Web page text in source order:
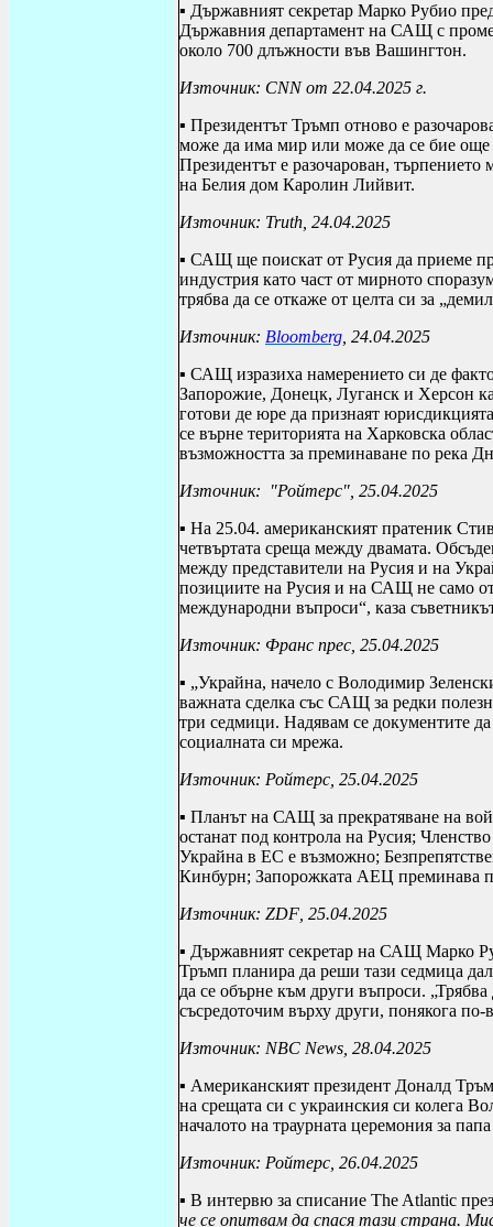
▪ Държавният секретар Марко Рубио
Държавния департамент на САЩ с
около 700 длъжности във Вашингтон.
Източник: CNNот 22.04.2025 г.
▪ Президентът Тръмп отново е
може да има мир или може да се бие още
Президентът е разочарован, търпението
на Белия дом Каролин Лийвит.
Източник: Truth , 24.04.2025
▪ САЩ ще поискат от Русия да приеме
индустрия като част от мирното
трябва да се откаже от целта си за
Източник: Bloomberg , 24.04.2025
▪ САЩ изразиха намерението си де
Запорожие, Донецк, Луганск и Херсон
готови де юре да признаят
се върне територията на Харковска
възможността за преминаване по река
Източник:
"Ройтерс", 25.04.2025
▪ На 25.04. американският пратеник
четвъртата среща между двамата.
между представители на Русия и на
позициите на Русия и на САЩ не само
международни въпроси“, каза
Източник: Франс прес, 25.04.2025
▪ „Украйна, начело с Володимир
важната сделка със САЩ за редки
три седмици. Надявам се документите
социалната си мрежа.
Източник: Ройтерс, 25.04.2025
▪ Планът на САЩ за прекратяване на
останат под контрола на Русия;
Украйна в ЕС е възможно;
Кинбурн; Запорожката АЕЦ преминава
Източник: ZDF , 25.04.2025
▪ Държавният секретар на САЩ Марко
Тръмп планира да реши тази седмица
да се обърне към други въпроси.
съсредоточим върху други, понякога
Източник: NBC News , 28.04.2025
▪ Aмериканският президент Доналд
на срещата си с украинския си колега
началото на траурната церемония за
Източник: Ройтерс, 26.04.2025
▪ В интервю за списание The Atlantic
че се опитвам да спася тази страна.